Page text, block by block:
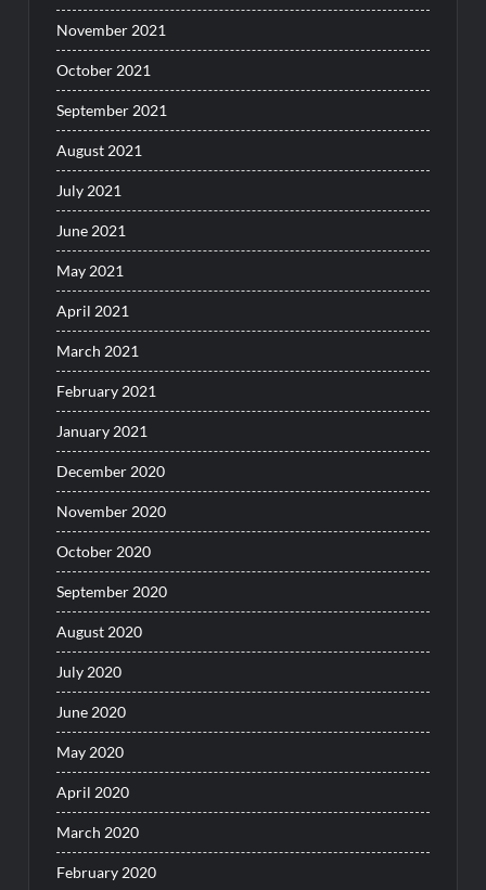
November 2021
October 2021
September 2021
August 2021
July 2021
June 2021
May 2021
April 2021
March 2021
February 2021
January 2021
December 2020
November 2020
October 2020
September 2020
August 2020
July 2020
June 2020
May 2020
April 2020
March 2020
February 2020